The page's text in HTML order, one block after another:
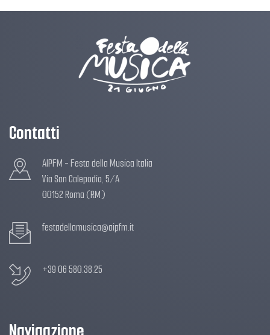
Contatti
AIPFM - Festa della Musica Italia
Via San Calepodio, 5/A
00152 Roma (RM)
festadellamusica@aipfm.it
+39 06 580.38.25